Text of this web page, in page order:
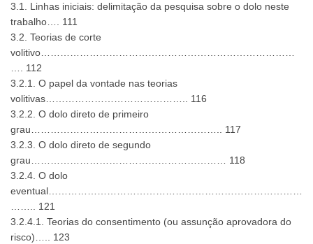
3.1. Linhas iniciais: delimitação da pesquisa sobre o dolo neste
trabalho…. 111
3.2. Teorias de corte
volitivo……………………………………………………………………
…. 112
3.2.1. O papel da vontade nas teorias
volitivas…………………………………….. 116
3.2.2. O dolo direto de primeiro
grau………………………………………………….. 117
3.2.3. O dolo direto de segundo
grau…………………………………………………… 118
3.2.4. O dolo
eventual……………………………………………………………………
…….. 121
3.2.4.1. Teorias do consentimento (ou assunção aprovadora do
risco)….. 123